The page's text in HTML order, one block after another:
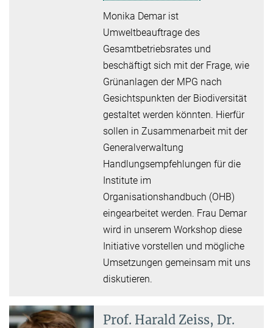
Monika Demar ist
Umweltbeauftrage des
Gesamtbetriebsrates und
beschäftigt sich mit der Frage, wie
Grünanlagen der MPG nach
Gesichtspunkten der Biodiversität
gestaltet werden könnten. Hierfür
sollen in Zusammenarbeit mit der
Generalverwaltung
Handlungsempfehlungen für die
Institute im
Organisationshandbuch (OHB)
eingearbeitet werden. Frau Demar
wird in unserem Workshop diese
Initiative vorstellen und mögliche
Umsetzungen gemeinsam mit uns
diskutieren.
Prof. Harald Zeiss, Dr.